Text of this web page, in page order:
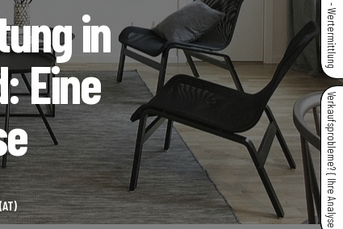
in
Eine
Verkaufsprobleme? { Ihre Analyse }